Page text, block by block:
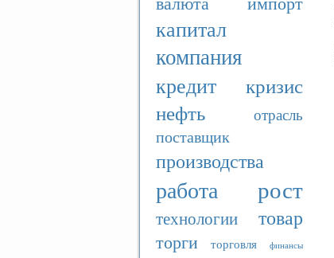
капитал
компания
кредит
кризис
нефть
отрасль
поставщик
производства
работа рост
технологии товар
торги торговля финансы